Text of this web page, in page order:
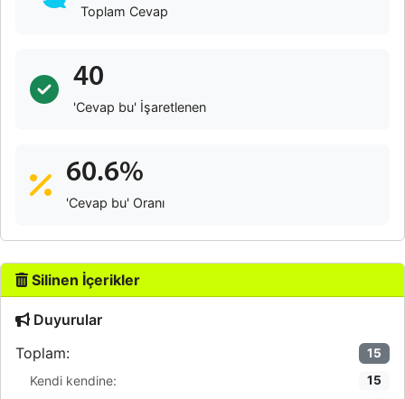
Toplam Cevap
40
'Cevap bu' İşaretlenen
60.6%
'Cevap bu' Oranı
Silinen İçerikler
Duyurular
Toplam:
15
Kendi kendine: 15